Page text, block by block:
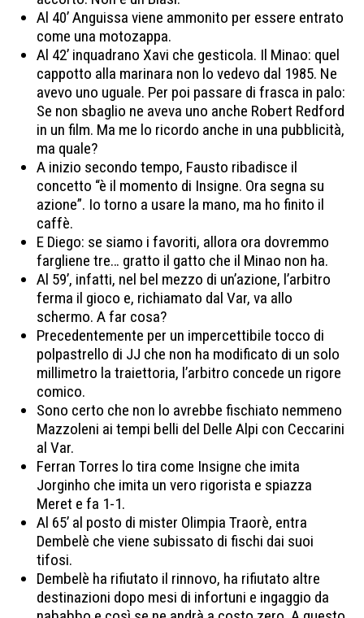
Al 40’ Anguissa viene ammonito per essere entrato
come una motozappa.
Al 42’ inquadrano Xavi che gesticola. Il Minao: quel
cappotto alla marinara non lo vedevo dal 1985. Ne
avevo uno uguale. Per poi passare di frasca in palo:
Se non sbaglio ne aveva uno anche Robert Redford
in un film. Ma me lo ricordo anche in una pubblicità,
ma quale?
A inizio secondo tempo, Fausto ribadisce il
concetto “è il momento di Insigne. Ora segna su
azione”. Io torno a usare la mano, ma ho finito il
caffè.
E Diego: se siamo i favoriti, allora ora dovremmo
fargliene tre… gratto il gatto che il Minao non ha.
Al 59’, infatti, nel bel mezzo di un’azione, l’arbitro
ferma il gioco e, richiamato dal Var, va allo
schermo. A far cosa?
Precedentemente per un impercettibile tocco di
polpastrello di JJ che non ha modificato di un solo
millimetro la traiettoria, l’arbitro concede un rigore
comico.
Sono certo che non lo avrebbe fischiato nemmeno
Mazzoleni ai tempi belli del Delle Alpi con Ceccarini
al Var.
Ferran Torres lo tira come Insigne che imita
Jorginho che imita un vero rigorista e spiazza
Meret e fa 1-1.
Al 65’ al posto di mister Olimpia Traorè, entra
Dembelè che viene subissato di fischi dai suoi
tifosi.
Dembelè ha rifiutato il rinnovo, ha rifiutato altre
destinazioni dopo mesi di infortuni e ingaggio da